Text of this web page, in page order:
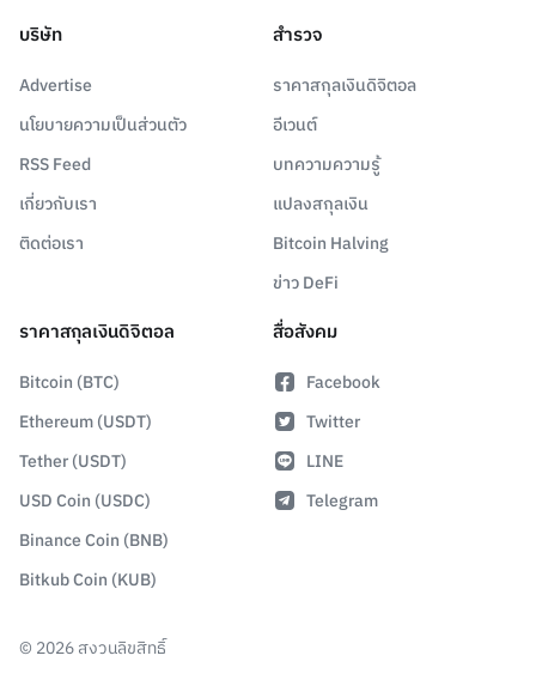
บริษัท
Advertise
นโยบายความเป็นส่วนตัว
RSS Feed
เกี่ยวกับเรา
ติดต่อเรา
สำรวจ
ราคาสกุลเงินดิจิตอล
อีเวนต์
บทความความรู้
แปลงสกุลเงิน
Bitcoin Halving
ข่าว DeFi
ราคาสกุลเงินดิจิตอล
Bitcoin (BTC)
Ethereum (USDT)
Tether (USDT)
USD Coin (USDC)
Binance Coin (BNB)
Bitkub Coin (KUB)
สื่อสังคม
Facebook
Twitter
LINE
Telegram
© 2026สงวนลิขสิทธิ์